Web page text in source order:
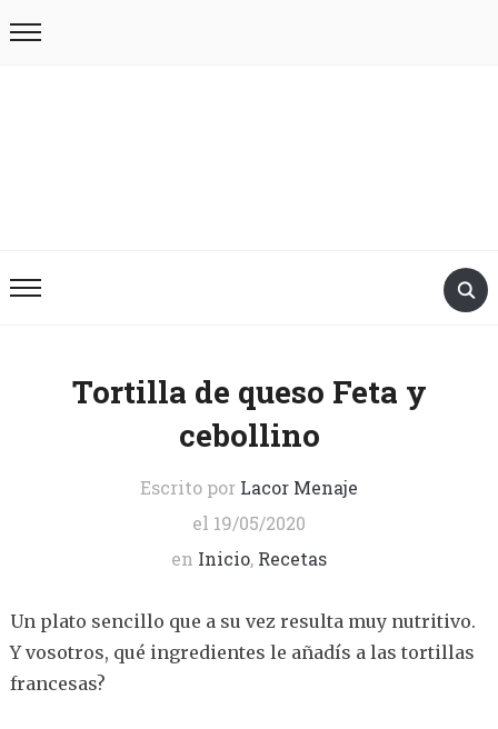
Tortilla de queso Feta y
cebollino
Escrito por Lacor Menaje
el 19/05/2020
en Inicio, Recetas
Un plato sencillo que a su vez resulta muy nutritivo.
Y vosotros, qué ingredientes le añadís a las tortillas
francesas?